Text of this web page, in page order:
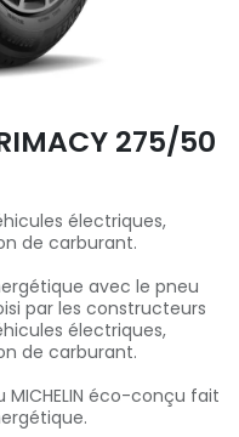
275/50
électriques,
de carburant.
avec le pneu
par les constructeurs
électriques,
de carburant.
MICHELIN éco-conçu fait